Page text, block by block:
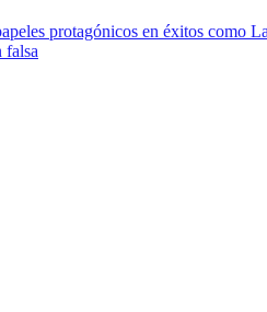
protagónicos en éxitos como
falsa